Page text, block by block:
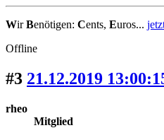
WirBenötigen: Cents, Euros...
Offline
#3 21.12.2019
rheo
Mitglied